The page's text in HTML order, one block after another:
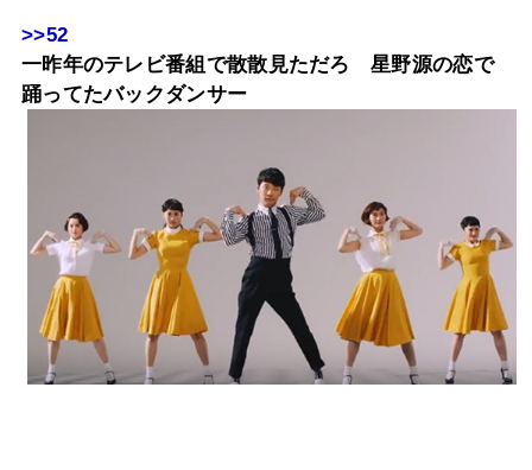
>>52
一昨年のテレビ番組で散散見ただろ 星野源の恋で
踊ってたバックダンサー